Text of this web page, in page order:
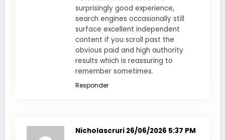
surprisingly good experience,
search engines occasionally still
surface excellent independent
content if you scroll past the
obvious paid and high authority
results which is reassuring to
remember sometimes.
Responder
Nicholascruri 26/06/2026 5:37 PM